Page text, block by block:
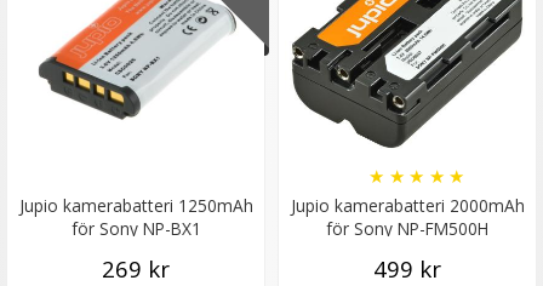
Jupio kamerabatteri 1250mAh
för Sony NP-BX1
269 kr
Jupio kamerabatteri 2000mAh
för Sony NP-FM500H
★ ★ ★ ★ ★
499 kr